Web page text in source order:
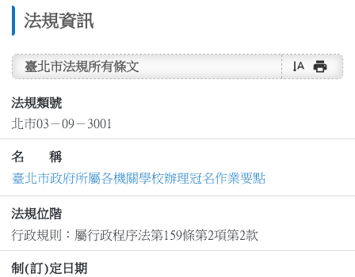
法規資訊
臺北市法規所有條文 text_rotate_vertical print
法規類號
北市03－09－3001
名 稱
臺北市政府所屬各機關學校辦理冠名作業要點
法規位階
行政規則：屬行政程序法第159條第2項第2款
制(訂)定日期